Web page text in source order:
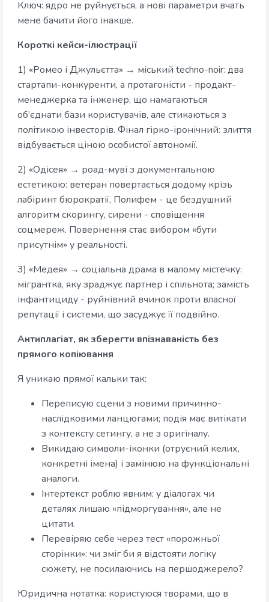
Ключ: ядро не руйнується, а нові параметри вчать
мене бачити його інакше.
Короткі кейси-ілюстрації
1) «Ромео і Джульєтта» → міський techno-noir: два
стартапи-конкуренти, а протагоністи - продакт-
менеджерка та інженер, що намагаються
об’єднати бази користувачів, але стикаються з
політикою інвесторів. Фінал гірко-іронічний: злиття
відбувається ціною особистої автономії.
2) «Одісея» → роад-муві з документальною
естетикою: ветеран повертається додому крізь
лабіринт бюрократії, Полифем - це бездушний
алгоритм скорингу, сирени - сповіщення
соцмереж. Повернення стає вибором «бути
присутнім» у реальності.
3) «Медея» → соціальна драма в малому містечку:
мігрантка, яку зраджує партнер і спільнота; замість
інфантициду - руйнівний вчинок проти власної
репутації і системи, що засуджує її подвійно.
Антиплагіат, як зберегти впізнаваність без
прямого копіювання
Я уникаю прямої кальки так:
Переписую сцени з новими причинно-
наслідковими ланцюгами; подія має витікати
з контексту сетингу, а не з оригіналу.
Викидаю символи-іконки (отруєний келих,
конкретні імена) і замінюю на функціональні
аналоги.
Інтертекст роблю явним: у діалогах чи
деталях лишаю «підморгування», але не
цитати.
Перевіряю себе через тест «порожньої
сторінки»: чи зміг би я відстояти логіку
сюжету, не посилаючись на першоджерело?
Юридична нотатка: користуюся творами, що в